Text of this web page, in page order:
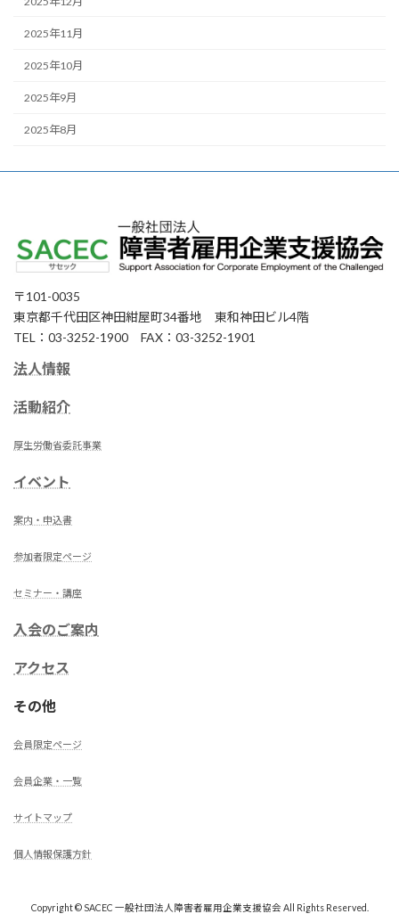
2025年11月
2025年10月
2025年9月
2025年8月
〒101-0035
東京都千代田区神田紺屋町34番地 東和神田ビル4階
TEL：03-3252-1900 FAX：03-3252-1901
法人情報
活動紹介
厚生労働省委託事業
イベント
案内・申込書
参加者限定ページ
セミナー・講座
入会のご案内
アクセス
その他
会員限定ページ
会員企業・一覧
サイトマップ
個人情報保護方針
Copyright © SACEC 一般社団法人障害者雇用企業支援協会 All Rights Reserved.